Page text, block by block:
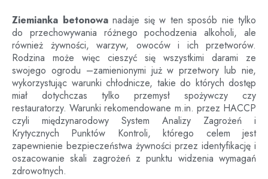
Ziemianka betonowanadaje się w ten sposób nie tylko
do przechowywania różnego pochodzenia alkoholi, ale
również żywności, warzyw, owoców i ich przetworów.
Rodzina może więc cieszyć się wszystkimi darami ze
swojego ogrodu –zamienionymi już w przetwory lub nie,
wykorzystując warunki chłodnicze, takie do których dostęp
miał dotychczas tylko przemysł spożywczy czy
restauratorzy. Warunki rekomendowane m.in. przez HACCP
czyli międzynarodowy System Analizy Zagrożeń i
Krytycznych Punktów Kontroli, którego celem jest
zapewnienie bezpieczeństwa żywności przez identyfikację i
oszacowanie skali zagrożeń z punktu widzenia wymagań
zdrowotnych.